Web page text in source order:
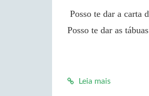
Posso te dar as
Leia mais